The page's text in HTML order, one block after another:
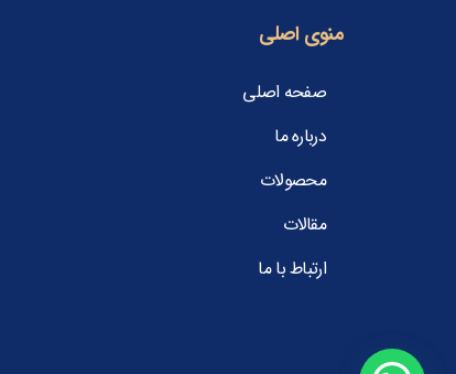
منوی اصلی
صفحه اصلی
درباره ما
محصولات
مقالات
ارتباط با ما